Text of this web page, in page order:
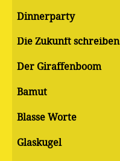
Dinnerparty
Die Zukunft schreiben
Der Giraffenboom
Bamut
Blasse Worte
Glaskugel